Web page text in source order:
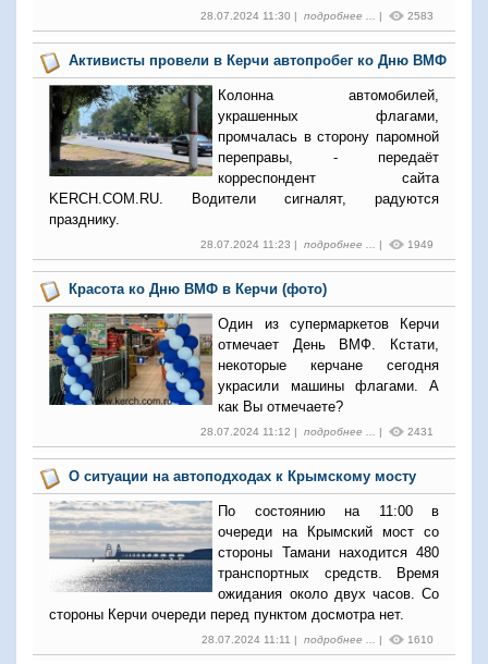
28.07.2024 11:30 | подробнее ... | 2583
Активисты провели в Керчи автопробег ко Дню ВМФ
Колонна автомобилей,
украшенных флагами,
промчалась в сторону паромной
переправы, - передаёт
корреспондент сайта
KERCH.COM.RU. Водители сигналят, радуются
празднику.
28.07.2024 11:23 | подробнее ... | 1949
Красота ко Дню ВМФ в Керчи (фото)
Один из супермаркетов Керчи
отмечает День ВМФ. Кстати,
некоторые керчане сегодня
украсили машины флагами. А
как Вы отмечаете?
28.07.2024 11:12 | подробнее ... | 2431
О ситуации на автоподходах к Крымскому мосту
По состоянию на 11:00 в
очереди на Крымский мост со
стороны Тамани находится 480
транспортных средств. Время
ожидания около двух часов. Со
стороны Керчи очереди перед пунктом досмотра нет.
28.07.2024 11:11 | подробнее ... | 1610